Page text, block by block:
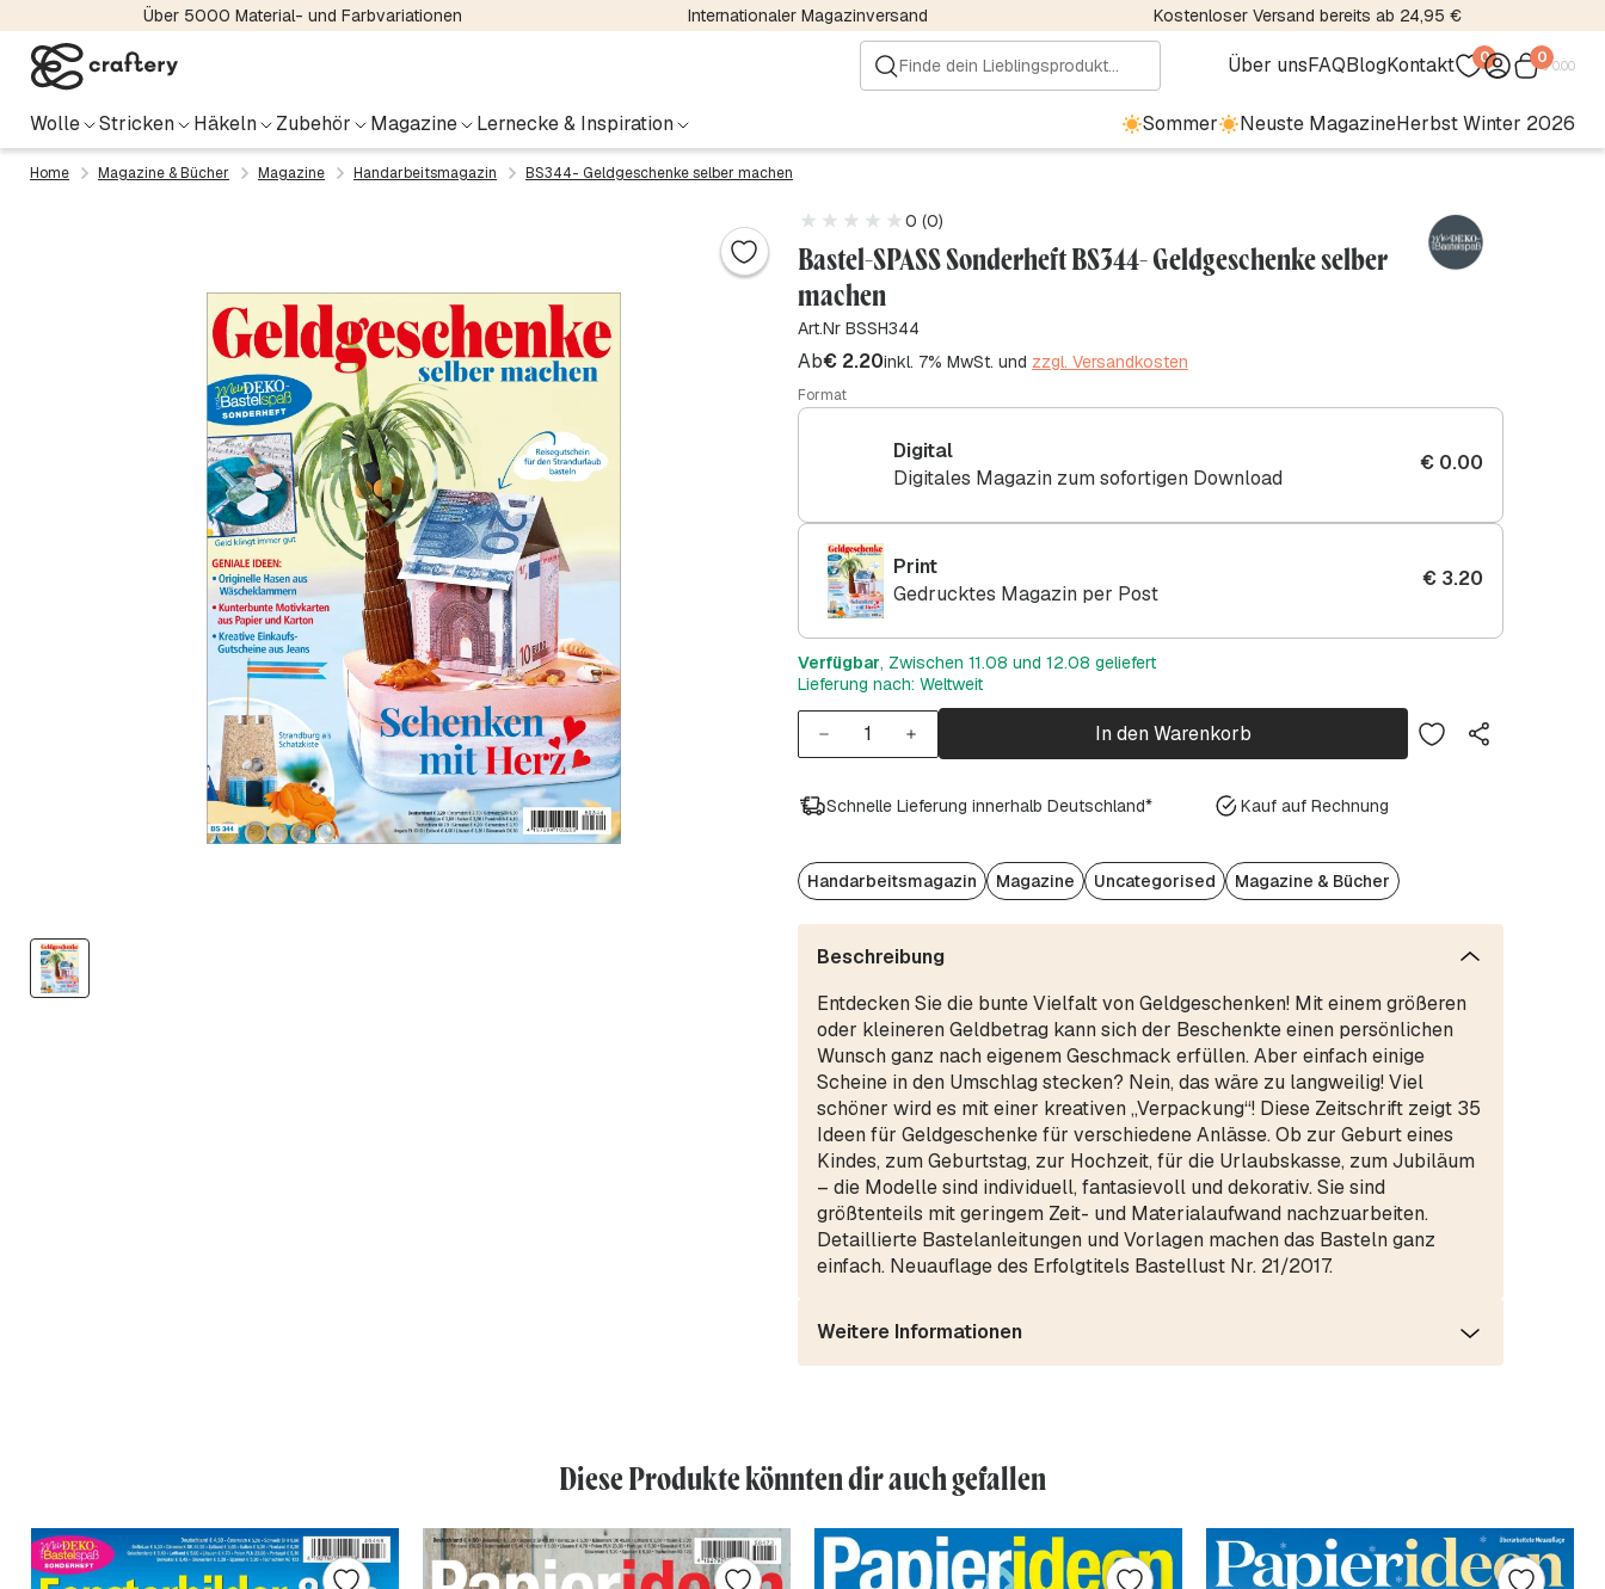
Über 5000 Material- und Farbvariationen Internationaler Magazinversand Kostenloser Versand bereits ab 24,95 €
Über unsFAQBlogKontakt 0 0€0.00
Wolle Stricken Häkeln Zubehör Magazine Lernecke & Inspiration Sommer Neuste MagazineHerbst Winter 2026
Home Magazine & Bücher Magazine Handarbeitsmagazin BS344- Geldgeschenke selber machen
0 (0)
Bastel-SPASS Sonderheft BS344- Geldgeschenke selber
machen
Art.Nr BSSH344
Ab€2.20inkl. 7% MwSt. und zzgl. Versandkosten
Format
Digital
Digitales Magazin zum sofortigen Download
€0.00
Print
Gedrucktes Magazin per Post
€3.20
Verfügbar, Zwischen 11.08 und 12.08 geliefert
Lieferung nach: Weltweit
In den Warenkorb
Schnelle Lieferung innerhalb Deutschland* Kauf auf Rechnung
Handarbeitsmagazin Magazine Uncategorised Magazine & Bücher
Beschreibung
Entdecken Sie die bunte Vielfalt von Geldgeschenken! Mit einem größeren
oder kleineren Geldbetrag kann sich der Beschenkte einen persönlichen
Wunsch ganz nach eigenem Geschmack erfüllen. Aber einfach einige
Scheine in den Umschlag stecken? Nein, das wäre zu langweilig! Viel
schöner wird es mit einer kreativen „Verpackung“! Diese Zeitschrift zeigt 35
Ideen für Geldgeschenke für verschiedene Anlässe. Ob zur Geburt eines
Kindes, zum Geburtstag, zur Hochzeit, für die Urlaubskasse, zum Jubiläum
– die Modelle sind individuell, fantasievoll und dekorativ. Sie sind
größtenteils mit geringem Zeit- und Materialaufwand nachzuarbeiten.
Detaillierte Bastelanleitungen und Vorlagen machen das Basteln ganz
einfach. Neuauflage des Erfolgtitels Bastellust Nr. 21/2017.
Weitere Informationen
Diese Produkte könnten dir auch gefallen